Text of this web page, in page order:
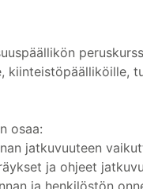
kiinteistöpäälliköille,
osaa:
jatkuvuuteen
ja ohjeet
ja henkilöstön